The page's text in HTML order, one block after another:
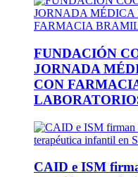
FUNDACIÓN
JORNADA
CON
CAID e ISM